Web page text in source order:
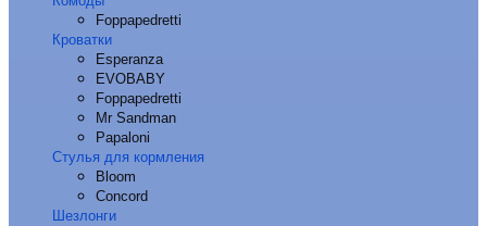
Foppapedretti
Кроватки
Esperanza
EVOBABY
Foppapedretti
Mr Sandman
Papaloni
Стулья для кормления
Bloom
Concord
Шезлонги